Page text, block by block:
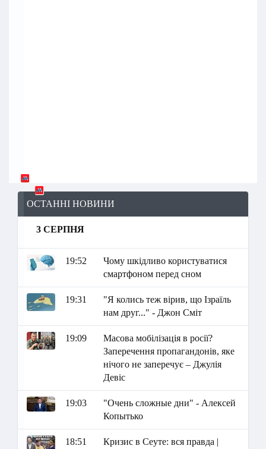
ОСТАННІ НОВИНИ
3 СЕРПНЯ
19:52
Чому шкідливо користуватися
смартфоном перед сном
19:31
"Я колись теж вірив, що Ізраїль
нам друг..." - Джон Сміт
19:09
Масова мобілізація в росії?
Заперечення пропагандонів, яке
нічого не заперечує – Джулія
Девіс
19:03
"Очень сложные дни" - Алексей
Копытько
18:51
Кризис в Сеуте: вся правда |